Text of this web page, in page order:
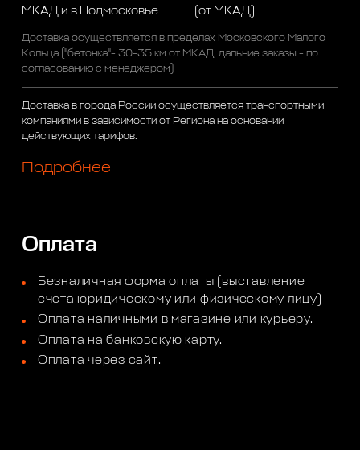
МКАД и в Подмосковье
(от МКАД)
Доставка осуществляется в пределах Московского Малого
Кольца ("бетонка"- 30-35 км от МКАД, дальние заказы - по
согласованию с менеджером)
Доставка в города России осуществляется транспортными
компаниями в зависимости от Региона на основании
действующих тарифов.
Подробнее
Оплата
Безналичная форма оплаты (выставление
счета юридическому или физическому лицу)
Оплата наличными в магазине или курьеру.
Оплата на банковскую карту.
Оплата через сайт.